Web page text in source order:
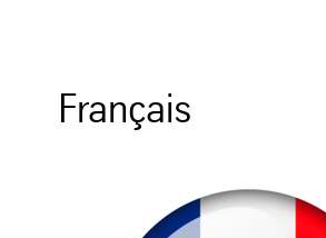
Français